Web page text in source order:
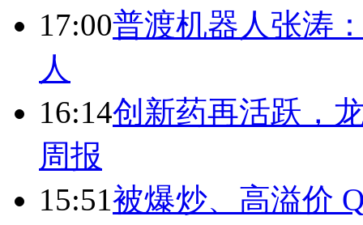
17:00普渡机器人张涛
人
16:14创新药再活跃，
周报
15:51被爆炒、高溢价